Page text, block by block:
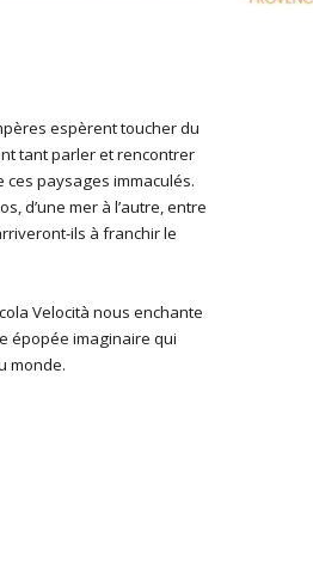
espèrent toucher du
tant parler et rencontrer
paysages immaculés.
d’une mer à l’autre, entre
ils à franchir le
Velocità nous enchante
épopée imaginaire qui
monde.